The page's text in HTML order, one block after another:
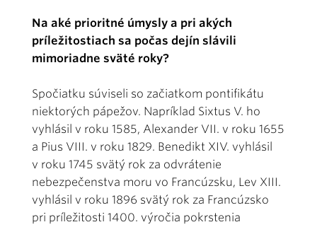
Na aké prioritné úmysly a pri akých
príležitostiach sa počas dejín slávili
mimoriadne sväté roky?
Spočiatku súviseli so začiatkom pontifikátu
niektorých pápežov. Napríklad Sixtus V. ho
vyhlásil v roku 1585, Alexander VII. v roku 1655
a Pius VIII. v roku 1829. Benedikt XIV. vyhlásil
v roku 1745 svätý rok za odvrátenie
nebezpečenstva moru vo Francúzsku, Lev XIII.
vyhlásil v roku 1896 svätý rok za Francúzsko
pri príležitosti 1400. výročia pokrstenia